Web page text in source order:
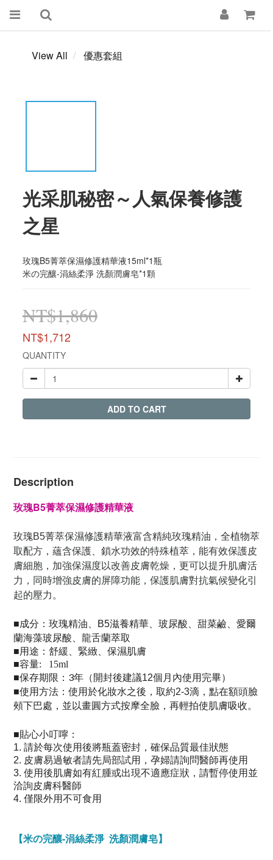
View All 優惠套組
光采肌秘密～人氣保養修護
之星
玫瑰B5菁萃保濕修護精華液15ml*1瓶
米の完釀-涓絲柔淨 洗顏潤膚皂*1顆
NT$1,860
NT$1,712
QUANTITY
ADD TO CART
Description
玫瑰B5菁萃保濕修護精華液
玫瑰B5菁萃保濕修護精華液富含精純玫瑰精油，全植物萃
取配方，蘊含保護、鎖水功效的特殊植萃， 能有效保護皮
膚細胞，加強保濕度以改善皮膚乾燥，更可以提升肌膚活
力， 同時增強皮膚的屏障功能，保護肌膚對抗氣候變化引
起的壓力。
■成分： 玫瑰精油、B5滋養精華、玻尿酸、甜菜鹼、愛爾
蘭海藻玻尿酸、龍舌蘭萃取
■用途： 舒緩、緊緻、保濕肌膚
■容量: 15ml
■保存期限：3年（ 開封後建議12個月內使用完畢）
■使用方法： 使用於化妝水之後，取約2-3滴，點在額頭臉
頰下巴處，並以畫圓方式按摩全臉，再輕拍使肌膚吸收。
■貼心小叮嚀：
1. 請於每次使用後將瓶蓋密封，確保品質最佳狀態
2. 皮膚易過敏者請先局部試用， 孕婦請詢問醫師再使用
3. 使用後肌膚如有紅腫或出現不適應症狀，請暫停使用並
洽詢皮膚科醫師
4. 僅限外用不可食用
【米の完釀-涓絲柔淨 洗顏潤膚皂】